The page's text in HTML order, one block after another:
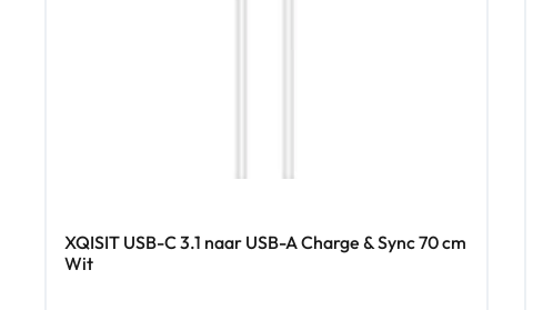
XQISIT USB-C 3.1 naar USB-A Charge & Sync 70 cm
Wit